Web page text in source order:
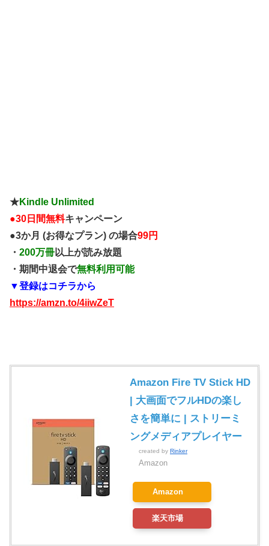
★Kindle Unlimited
●30日間無料キャンペーン
●3か月 (お得なプラン) の場合99円
・ 200万冊以上が読み放題
・期間中退会で無料利用可能
▼登録はコチラから
https://amzn.to/4iiwZeT
Amazon Fire TV Stick HD
| 大画面でフルHDの楽し
さを簡単に | ストリーミ
ングメディアプレイヤー
created by Rinker
Amazon
Amazon
楽天市場